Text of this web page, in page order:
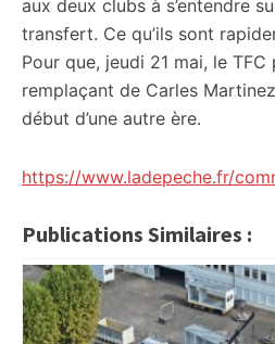
aux deux clubs à s’entendre
transfert. Ce qu’ils sont
Pour que, jeudi 21 mai, le
remplaçant de Carles
début d’une autre ère.
https://www.ladepeche.fr/
Publications Similaires :